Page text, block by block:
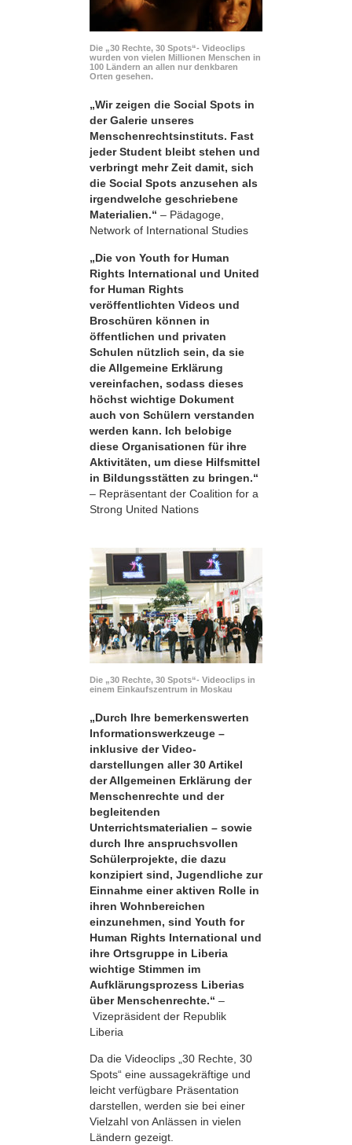
Die „30 Rechte, 30 Spots“- Videoclips
wurden von vielen Millionen Menschen in
100 Ländern an allen nur denkbaren
Orten gesehen.
„Wir zeigen die Social Spots in
der Galerie unseres
Menschenrechtsinstituts. Fast
jeder Student bleibt stehen und
verbringt mehr Zeit damit, sich
die Social Spots anzusehen als
irgendwelche geschriebene
Materialien.“ – Pädagoge,
Network of International Studies
„Die von Youth for Human
Rights International und United
for Human Rights
veröffentlichten Videos und
Broschüren können in
öffentlichen und privaten
Schulen nützlich sein, da sie
die Allgemeine Erklärung
vereinfachen, sodass dieses
höchst wichtige Dokument
auch von Schülern verstanden
werden kann. Ich belobige
diese Organisationen für ihre
Aktivitäten, um diese Hilfsmittel
in Bildungsstätten zu bringen.“
– Repräsentant der Coalition for a
Strong United Nations
Die „30 Rechte, 30 Spots“- Videoclips in
einem Einkaufszentrum in Moskau
„Durch Ihre bemerkens­werten
Informationswerkzeuge –
inklusive der Video­
darstellungen aller 30 Artikel
der Allgemeinen Erklärung der
Menschenrechte und der
begleitenden
Unterrichtsmaterialien – sowie
durch Ihre anspruchsvollen
Schülerprojekte, die dazu
konzipiert sind, Jugendliche zur
Einnahme einer aktiven Rolle in
ihren Wohnbereichen
einzunehmen, sind Youth for
Human Rights International und
ihre Ortsgruppe in Liberia
wichtige Stimmen im
Aufklärungsprozess Liberias
über Menschenrechte.“ –
Vizepräsident der Republik
Liberia
Da die Videoclips „30 Rechte, 30
Spots“ eine aussagekräftige und
leicht verfügbare Präsentation
darstellen, werden sie bei einer
Vielzahl von Anlässen in vielen
Ländern gezeigt.